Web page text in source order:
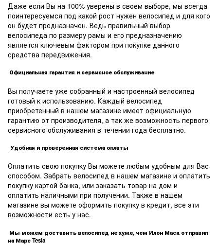
Даже если Вы на 100% уверены в своем выборе, мы всегда
поинтересуемся под какой рост нужен велосипед и для кого
он будет предназначен. Ведь правильный выбор
велосипеда по размеру рамы и его предназначению
является ключевым фактором при покупке данного
средства передвижения.
Официальная гарантия и сервисное обслуживание
Вы получаете уже собранный и настроенный велосипед
готовый к использованию. Каждый велосипед
приобретенный в нашем магазине имеет официальную
гарантию от производителя, а так же возможность первого
сервисного обслуживания в течении года бесплатно.
Удобная и проверенная система оплаты
Оплатить свою покупку Вы можете любым удобным для Вас
способом. Забрать велосипед в нашем магазине и оплатить
покупку картой банка, или заказать товар на дом и
оплатить наличными при получении. Также в нашем
магазине вы можете оформить покупку в кредит, все эти
возможности есть у нас.
Мы можем доставить велосипед не хуже, чем Илон Маск отправил
на Марс Tesla